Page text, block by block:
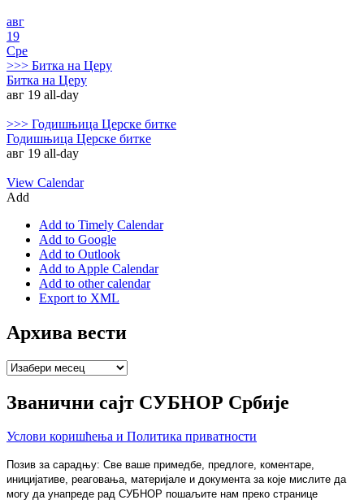
авг
19
Сре
>>> Битка на Церу
Битка на Церу
авг 19 all-day
>>> Годишњица Церске битке
Годишњица Церске битке
авг 19 all-day
View Calendar
Add
Add to Timely Calendar
Add to Google
Add to Outlook
Add to Apple Calendar
Add to other calendar
Export to XML
Архива вести
Архива
Званични сајт СУБНОР Србије
Услови коришћења и Политика приватности
Позив за сарадњу: Све ваше примедбе, предлоге, коментаре,
иницијативе, реаговања, материјале и документа за које мислите да
могу да унапреде рад СУБНОР пошаљите нам преко странице